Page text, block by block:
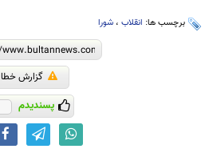
برچسب ها: انقلاب ، شورا
گزارش خطا
پسندیدم